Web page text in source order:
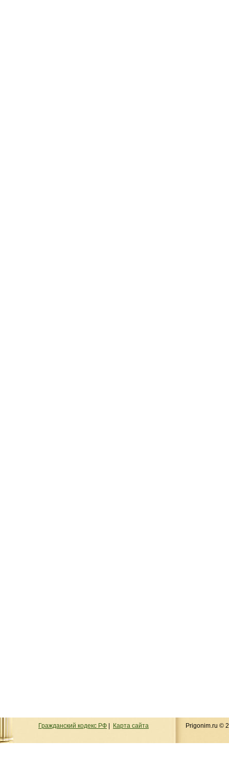
Гражданский кодекс РФ Карта сайта Prigonim.ru ©